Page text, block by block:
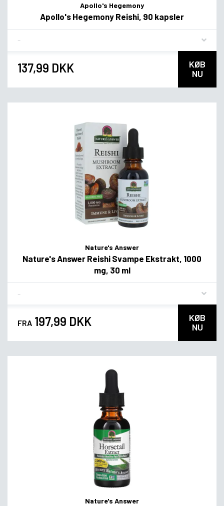
Apollo's Hegemony
Apollo's Hegemony Reishi, 90 kapsler
137,99 DKK
KØB
NU
Nature's Answer
Nature's Answer Reishi Svampe Ekstrakt, 1000
mg, 30 ml
FRA 197,99 DKK
KØB
NU
Nature's Answer